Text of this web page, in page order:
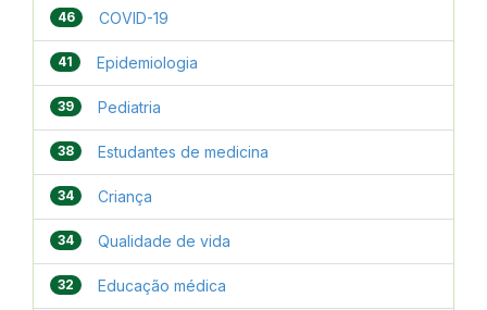
46 COVID-19
41 Epidemiologia
39 Pediatria
38 Estudantes de medicina
34 Criança
34 Qualidade de vida
32 Educação médica